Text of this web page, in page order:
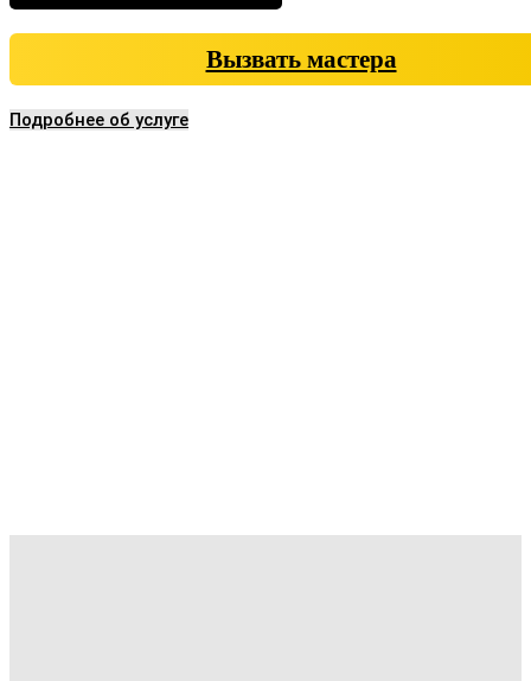
Вызвать мастера
Подробнее об услуге